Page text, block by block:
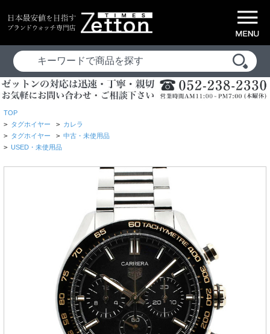
TOP
> タグホイヤー > カレラ
> タグホイヤー > 中古・未使用品
> USED・未使用品